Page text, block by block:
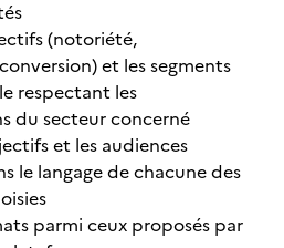
(notoriété,
et les segments
respectant les
du secteur concerné
et les audiences
le langage de chacune des
parmi ceux proposés par